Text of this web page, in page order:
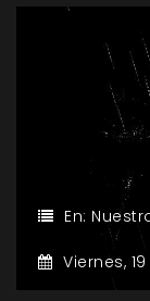
En:
Viernes,